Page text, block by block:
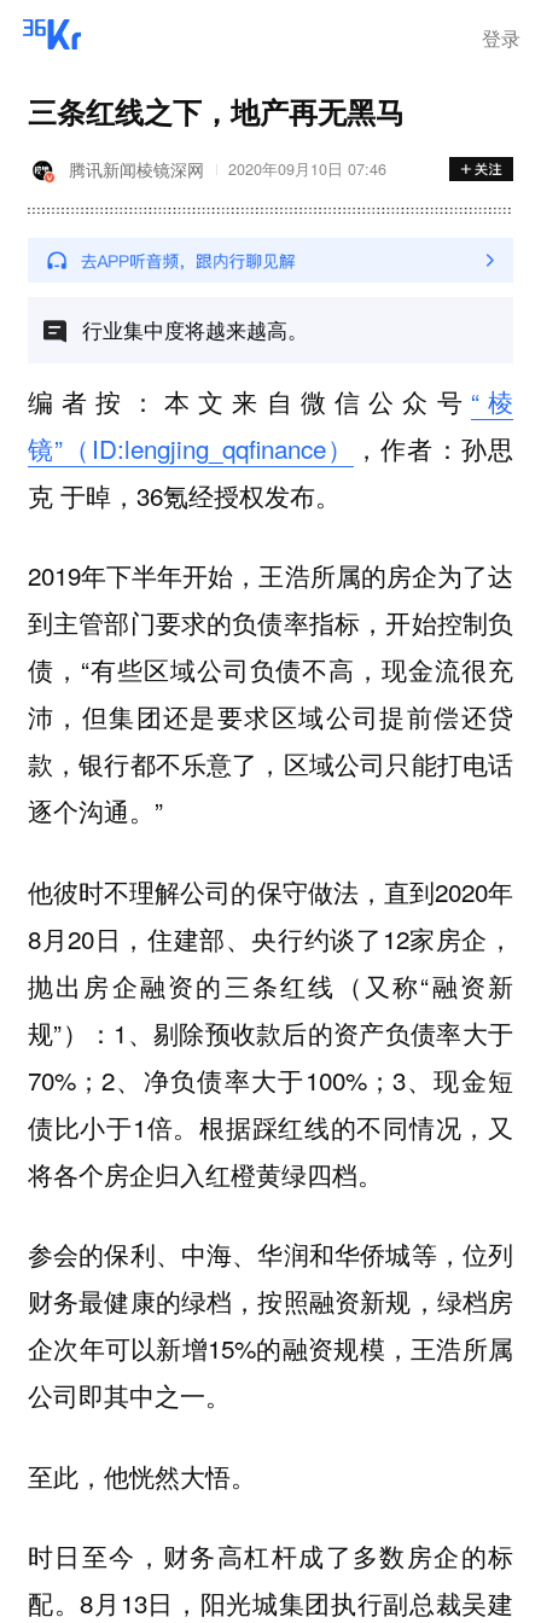
登录
三条红线之下，地产再无黑马
腾讯新闻棱镜深网 2020年09月10日 07:46
行业集中度将越来越高。
编者按：本文来自微信公众号 “棱
镜”（ID:lengjing_qqfinance）
，作者：孙思
克 于晫，36氪经授权发布。
2019年下半年开始，王浩所属的房企为了达
到主管部门要求的负债率指标，开始控制负
债，“有些区域公司负债不高，现金流很充
沛，但集团还是要求区域公司提前偿还贷
款，银行都不乐意了，区域公司只能打电话
逐个沟通。”
他彼时不理解公司的保守做法，直到2020年
8月20日，住建部、央行约谈了12家房企，
抛出房企融资的三条红线（又称“融资新
规”）：1、剔除预收款后的资产负债率大于
70%；2、净负债率大于100%；3、现金短
债比小于1倍。根据踩红线的不同情况，又
将各个房企归入红橙黄绿四档。
参会的保利、中海、华润和华侨城等，位列
财务最健康的绿档，按照融资新规，绿档房
企次年可以新增15%的融资规模，王浩所属
公司即其中之一。
至此，他恍然大悟。
时日至今，财务高杠杆成了多数房企的标
配。8月13日，阳光城集团执行副总裁吴建